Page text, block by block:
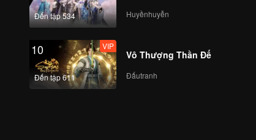
Đến tập 534 Huyềnhuyễn
10
Đến tập 611
VIP
Vô Thượng Thần Đế
Đấutranh